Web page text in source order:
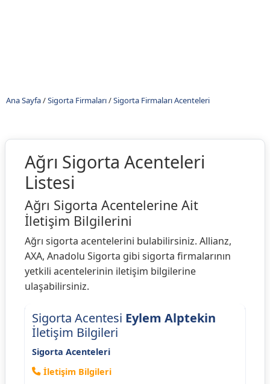
Ana Sayfa/Sigorta Firmaları/Sigorta Firmaları Acenteleri
Ağrı Sigorta Acenteleri
Listesi
Ağrı Sigorta Acentelerine Ait
İletişim Bilgilerini
Ağrı sigorta acentelerini bulabilirsiniz. Allianz,
AXA, Anadolu Sigorta gibi sigorta firmalarının
yetkili acentelerinin iletişim bilgilerine
ulaşabilirsiniz.
Sigorta Acentesi Eylem Alptekin
İletişim Bilgileri
Sigorta Acenteleri
İletişim Bilgileri